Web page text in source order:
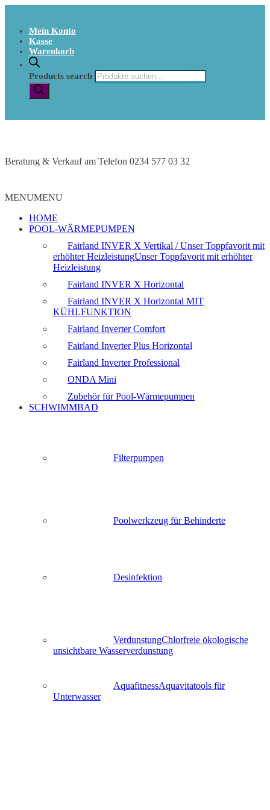
Mein Konto
Kasse
Warenkorb
Products search
Beratung & Verkauf am Telefon 0234 577 03 32
MENUMENU
HOME
POOL-WÄRMEPUMPEN
Fairland INVER X Vertikal / Unser Toppfavorit mit
erhöhter HeizleistungUnser Toppfavorit mit erhöhter
Heizleistung
Fairland INVER X Horizontal
Fairland INVER X Horizontal MIT
KÜHLFUNKTION
Fairland Inverter Comfort
Fairland Inverter Plus Horizontal
Fairland Inverter Professional
ONDA Mini
Zubehör für Pool-Wärmepumpen
SCHWIMMBAD
Filterpumpen
Poolwerkzeug für Behinderte
Desinfektion
VerdunstungChlorfreie ökologische
unsichtbare Wasserverdunstung
AquafitnessAquavitatools für
Unterwasser